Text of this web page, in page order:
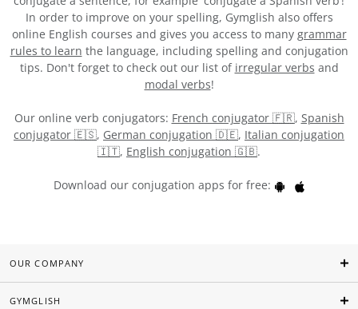
In order to improve on your spelling, Gymglish also offers
online English courses and gives you access to many grammar
rules to learn the language, including spelling and conjugation
tips. Don't forget to check out our list of irregular verbs and
modal verbs!
Our online verb conjugators: French conjugator 🇫🇷, Spanish
conjugator 🇪🇸, German conjugation 🇩🇪, Italian conjugation
🇮🇹, English conjugation 🇬🇧.
Download our conjugation apps for free:
OUR COMPANY
GYMGLISH